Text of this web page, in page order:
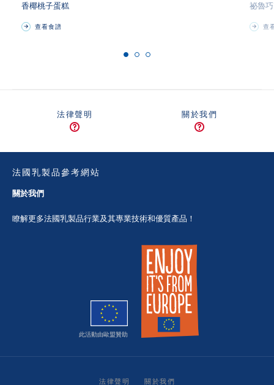
香椰桃子蛋糕
查看食譜
祕魯
查
法律聲明 關於我們
法國乳製品參考網站
關於我們
瞭解更多法國乳製品行業及其專業技術和優質產品！
此活動由歐盟贊助
法律聲明 關於我們